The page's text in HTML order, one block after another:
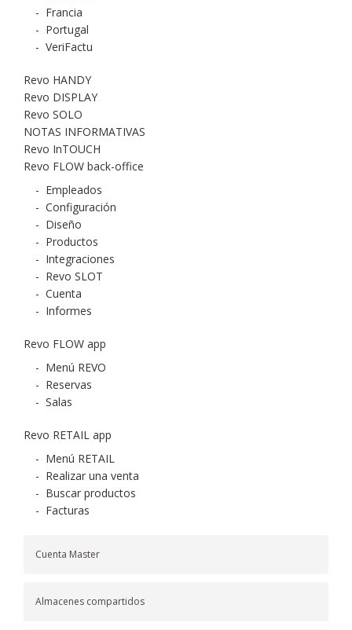
- Francia
- Portugal
- VeriFactu
Revo HANDY
Revo DISPLAY
Revo SOLO
NOTAS INFORMATIVAS
Revo InTOUCH
Revo FLOW back-office
- Empleados
- Configuración
- Diseño
- Productos
- Integraciones
- Revo SLOT
- Cuenta
- Informes
Revo FLOW app
- Menú REVO
- Reservas
- Salas
Revo RETAIL app
- Menú RETAIL
- Realizar una venta
- Buscar productos
- Facturas
Cuenta Master
Almacenes compartidos